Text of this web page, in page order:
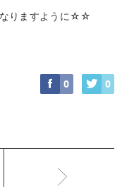
なりますように☆☆
0 0